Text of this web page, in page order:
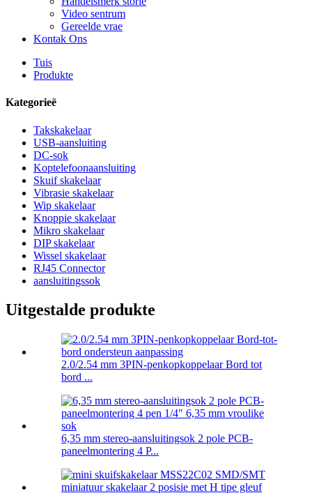
Video sentrum
Gereelde vrae
Kontak Ons
Tuis
Produkte
Kategorieë
Takskakelaar
USB-aansluiting
DC-sok
Koptelefoonaansluiting
Skuif skakelaar
Vibrasie skakelaar
Wip skakelaar
Knoppie skakelaar
Mikro skakelaar
DIP skakelaar
Wissel skakelaar
RJ45 Connector
aansluitingssok
Uitgestalde produkte
2.0/2.54 mm 3PIN-penkopkoppelaar Bord tot
bord ...
6,35 mm stereo-aansluitingsok 2 pole PCB-
paneelmontering 4 P...